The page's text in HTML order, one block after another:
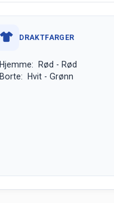
DRAKTFARGER
Hjemme: Rød - Rød
Borte: Hvit - Grønn